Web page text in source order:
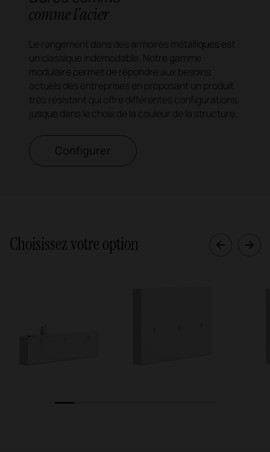
comme l'acier
Le rangement dans des armoires métalliques est
un classique indémodable. Notre gamme
modulaire permet de répondre aux besoins
actuels des entreprises en proposant un produit
très résistant qui offre différentes configurations,
jusque dans le choix de la couleur de la structure.
Configurer
Choisissez votre option